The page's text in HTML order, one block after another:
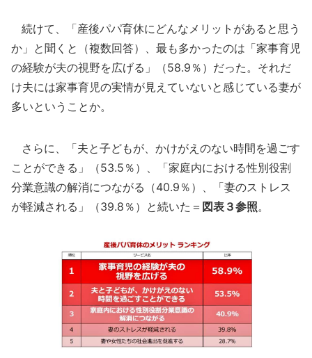
続けて、「産後パパ育休にどんなメリットがあると思う
か」と聞くと（複数回答）、最も多かったのは「家事育児
の経験が夫の視野を広げる」（58.9％）だった。それだ
け夫には家事育児の実情が見えていないと感じている妻が
多いということか。
さらに、「夫と子どもが、かけがえのない時間を過ごす
ことができる」（53.5％）、「家庭内における性別役割
分業意識の解消につながる（40.9％）、「妻のストレス
が軽減される」（39.8％）と続いた＝ 図表３参照。